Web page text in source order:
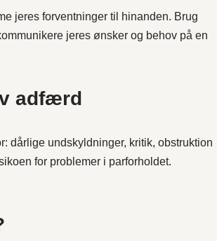
jeres forventninger til hinanden. Brug
jeres ønsker og behov på en
adfærd
undskyldninger, kritik, obstruktion
for problemer i parforholdet.